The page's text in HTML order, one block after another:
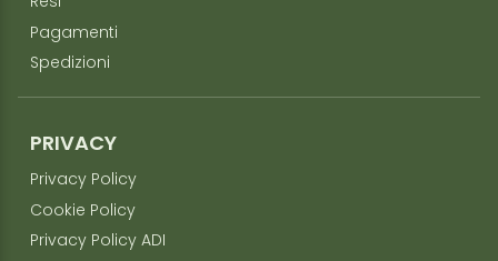
Pagamenti
Spedizioni
PRIVACY
Privacy Policy
Cookie Policy
Privacy Policy ADI